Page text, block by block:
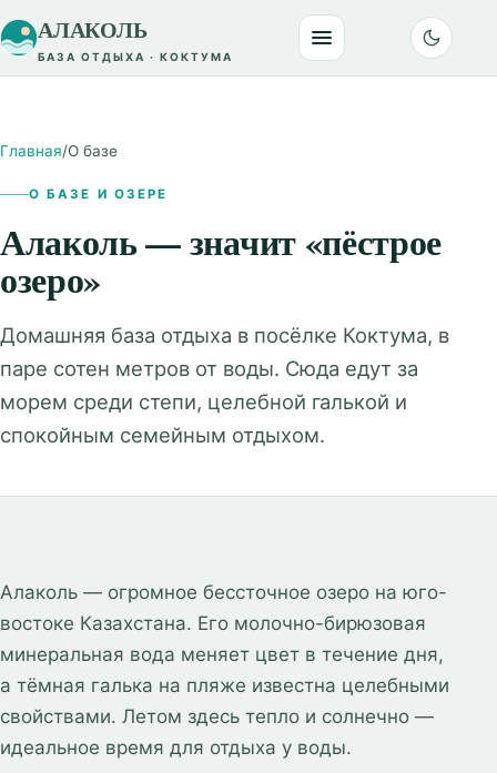
АЛАКОЛЬ
БАЗА ОТДЫХА · КОКТУМА
Главная/О базе
О БАЗЕ И ОЗЕРЕ
Алаколь — значит «пёстрое
озеро»
Домашняя база отдыха в посёлке Коктума, в
паре сотен метров от воды. Сюда едут за
морем среди степи, целебной галькой и
спокойным семейным отдыхом.
Алаколь — огромное бессточное озеро на юго-
востоке Казахстана. Его молочно-бирюзовая
минеральная вода меняет цвет в течение дня,
а тёмная галька на пляже известна целебными
свойствами. Летом здесь тепло и солнечно —
идеальное время для отдыха у воды.